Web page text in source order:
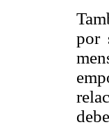
por